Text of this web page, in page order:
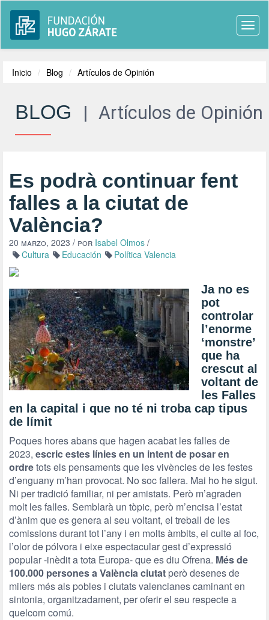
Inicio Blog Artículos de Opinión
BLOG | Artículos de Opinión
Es podrà continuar fent
falles a la ciutat de
València?
20 marzo, 2023 / por Isabel Olmos /
Cultura
Educación Política Valencia
Ja no es
pot
controlar
l’enorme
‘monstre’
que ha
crescut al
voltant de
les Falles
en la capital i que no té ni troba cap tipus
de límit
Poques hores abans que hagen acabat les falles de
2023, escric estes línies en un intent de posar en
ordretots els pensaments que les vivències de les festes
d’enguany m’han provocat. No soc fallera. Mai ho he sigut.
Ni per tradició familiar, ni per amistats. Però m’agraden
molt les falles. Semblarà un tòpic, però m’encisa l’estat
d’ànim que es genera al seu voltant, el treball de les
comissions durant tot l’any i en molts àmbits, el culte al foc,
l’olor de pólvora i eixe espectacular gest d’expressió
popular -inèdit a tota Europa- que es diu Ofrena. Més de
100.000 persones a València ciutat però desenes de
milers més als pobles i ciutats valencianes caminant en
sintonia, organitzadament, per oferir el seu respecte a
quelcom comú.